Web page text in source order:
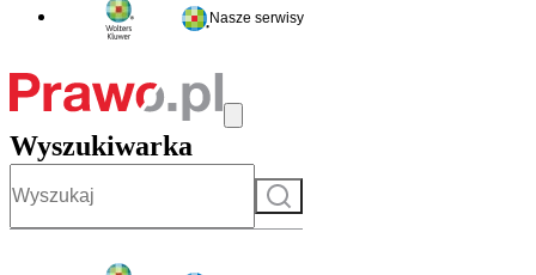
Nasze serwisy
Wyszukiwarka
Szukaj